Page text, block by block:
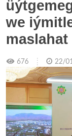
we
676 22/